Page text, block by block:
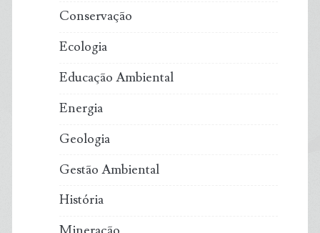
Conservação
Ecologia
Educação Ambiental
Energia
Geologia
Gestão Ambiental
História